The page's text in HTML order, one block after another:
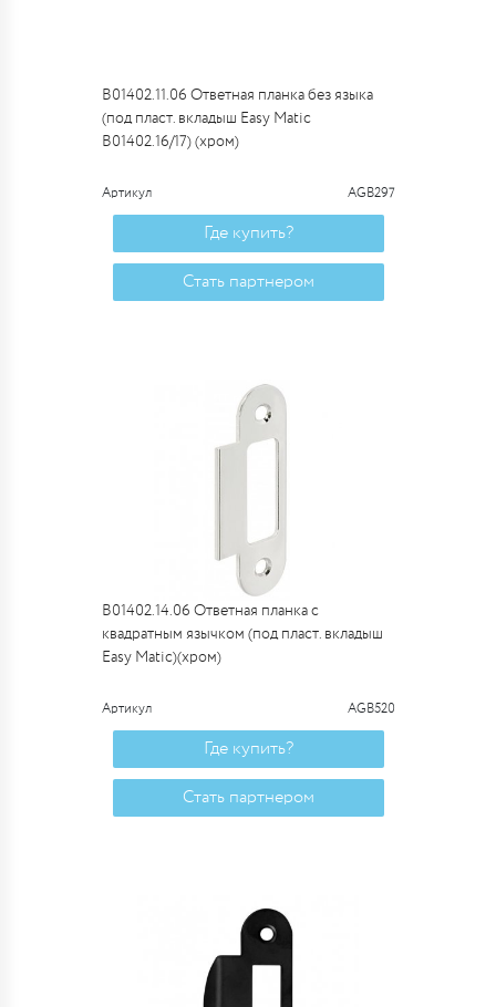
B01402.11.06 Ответная планка без языка
(под пласт. вкладыш Easy Matic
B01402.16/17) (хром)
Артикул AGB297
Где купить?
Стать партнером
B01402.14.06 Ответная планка с
квадратным язычком (под пласт. вкладыш
Easy Matic)(хром)
Артикул AGB520
Где купить?
Стать партнером